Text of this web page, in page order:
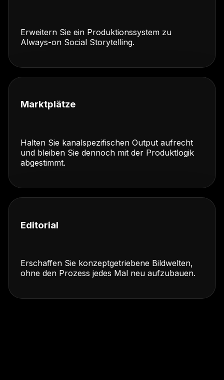
Erweitern Sie ein Produktionssystem zu
Always-on Social Storytelling.
Marktplätze
Halten Sie kanalspezifischen Output aufrecht
und bleiben Sie dennoch mit der Produktlogik
abgestimmt.
Editorial
Erschaffen Sie konzeptgetriebene Bildwelten,
ohne den Prozess jedes Mal neu aufzubauen.